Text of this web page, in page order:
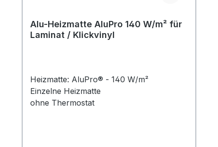
Alu-Heizmatte AluPro 140 W/m² für
Laminat / Klickvinyl
Heizmatte: AluPro® - 140 W/m²
Einzelne Heizmatte
ohne Thermostat